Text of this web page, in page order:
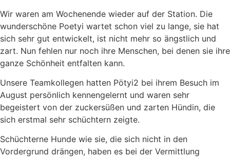
Wir waren am Wochenende wieder auf der Station. Die
wunderschöne Poetyi wartet schon viel zu lange, sie hat
sich sehr gut entwickelt, ist nicht mehr so ängstlich und
zart. Nun fehlen nur noch ihre Menschen, bei denen sie ihre
ganze Schönheit entfalten kann.
Unsere Teamkollegen hatten Pötyi2 bei ihrem Besuch im
August persönlich kennengelernt und waren sehr
begeistert von der zuckersüßen und zarten Hündin, die
sich erstmal sehr schüchtern zeigte.
Schüchterne Hunde wie sie, die sich nicht in den
Vordergrund drängen, haben es bei der Vermittlung